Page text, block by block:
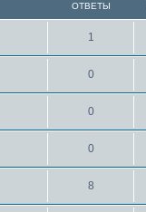
ОТВЕТЫ
1
0
0
0
8